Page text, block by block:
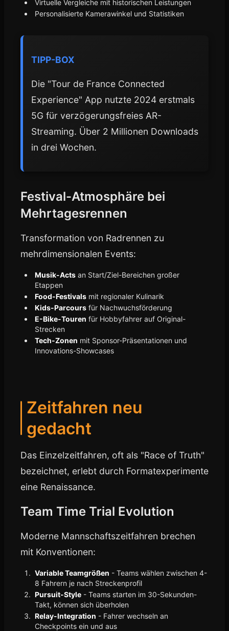
Virtuelle Vergleiche mit historischen Leistungen
Personalisierte Kamerawinkel und Statistiken
TIPP-BOX
Die "Tour de France Connected
Experience" App nutzte 2024 erstmals
5G für verzögerungsfreies AR-
Streaming. Über 2 Millionen Downloads
in drei Wochen.
Festival-Atmosphäre bei
Mehrtagesrennen
Transformation von Radrennen zu
mehrdimensionalen Events:
Musik-Acts an Start/Ziel-Bereichen großer
Etappen
Food-Festivals mit regionaler Kulinarik
Kids-Parcours für Nachwuchsförderung
E-Bike-Touren für Hobbyfahrer auf Original-
Strecken
Tech-Zonen mit Sponsor-Präsentationen und
Innovations-Showcases
Zeitfahren neu
gedacht
Das Einzelzeitfahren, oft als "Race of Truth"
bezeichnet, erlebt durch Formatexperimente
eine Renaissance.
Team Time Trial Evolution
Moderne Mannschaftszeitfahren brechen
mit Konventionen:
Variable Teamgrößen - Teams wählen zwischen 4-
8 Fahrern je nach Streckenprofil
Pursuit-Style - Teams starten im 30-Sekunden-
Takt, können sich überholen
Relay-Integration - Fahrer wechseln an
Checkpoints ein und aus